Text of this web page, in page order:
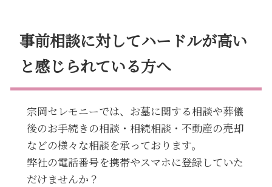
事前相談に対してハードルが高い
と感じられている方へ
宗岡セレモニーでは、お墓に関する相談や葬儀
後のお手続きの相談・相続相談・不動産の売却
などの様々な相談を承っております。
弊社の電話番号を携帯やスマホに登録していた
だけませんか？